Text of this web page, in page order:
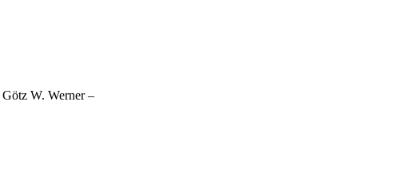
W. Werner –